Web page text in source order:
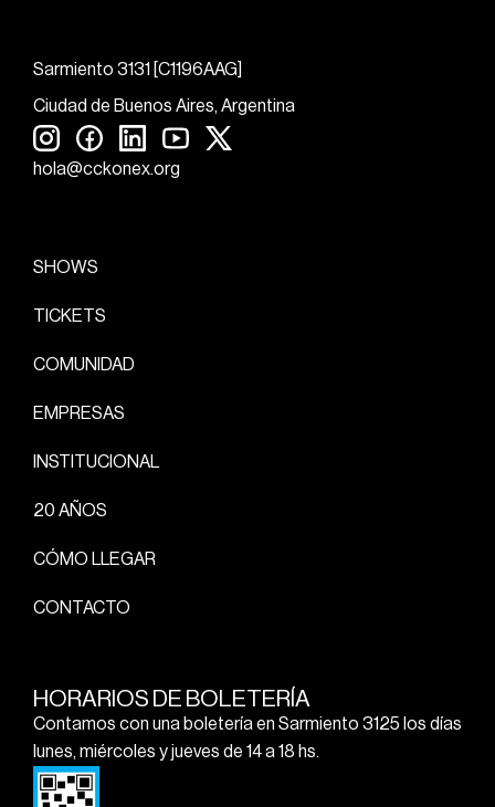
Sarmiento 3131 [C1196AAG]
Ciudad de Buenos Aires, Argentina
hola@cckonex.org
SHOWS
TICKETS
COMUNIDAD
EMPRESAS
INSTITUCIONAL
20 AÑOS
CÓMO LLEGAR
CONTACTO
HORARIOS DE BOLETERÍA
Contamos con una boletería en Sarmiento 3125 los días
lunes, miércoles y jueves de 14 a 18 hs.